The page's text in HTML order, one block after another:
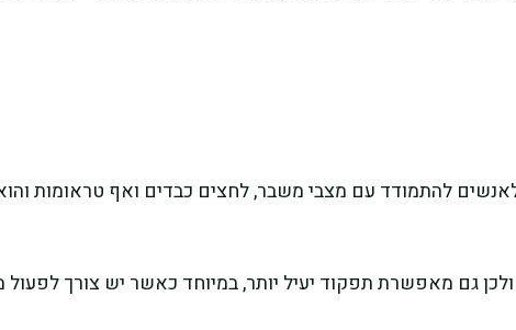
להתמודד עם מצבי משבר, לחצים כבדים ואף טראומות
גם מאפשרת תפקוד יעיל יותר, במיוחד כאשר יש צורך לפעול